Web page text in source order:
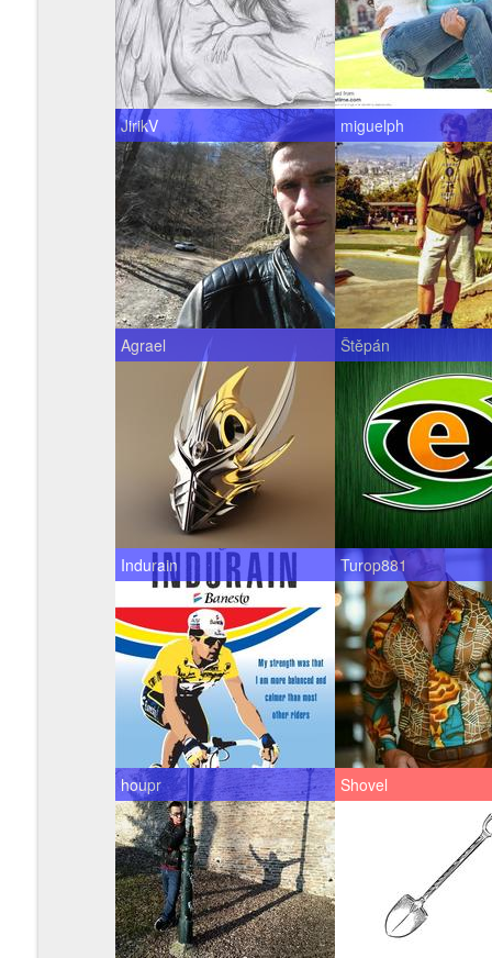
JirikV miguelph
Agrael Štěpán
Indurain Turop881
houpr Shovel